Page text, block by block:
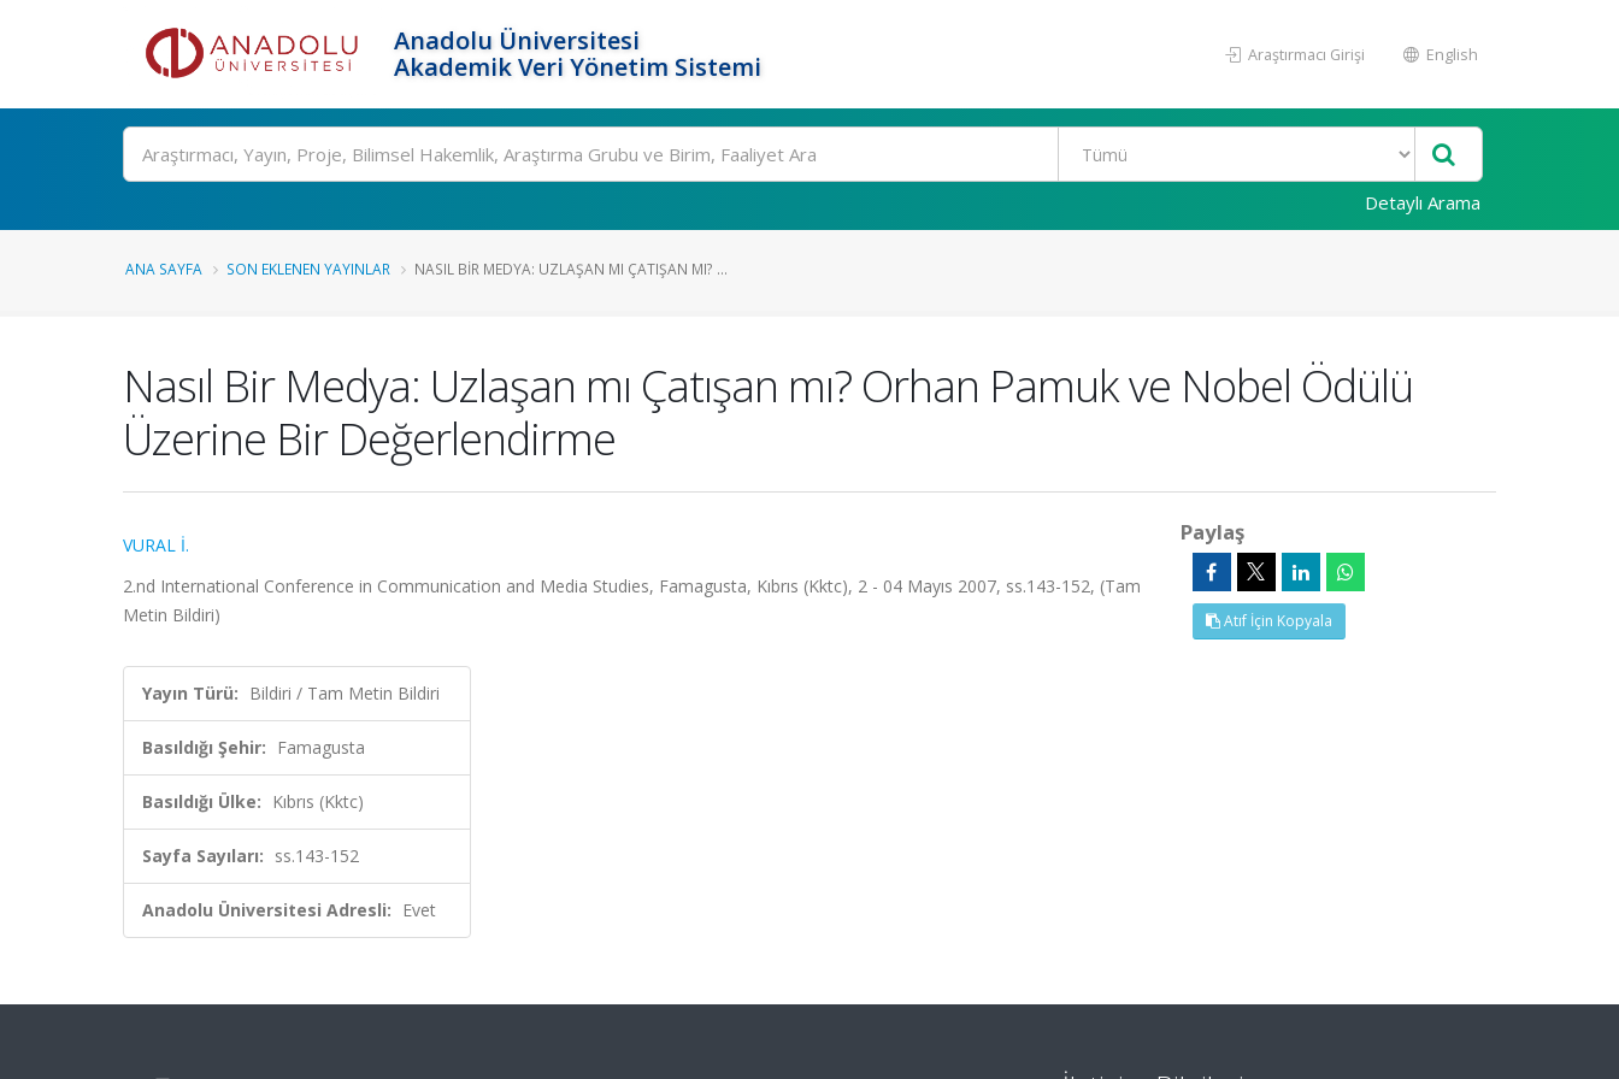
Anadolu Üniversitesi
Akademik Veri Yönetim Sistemi
Araştırmacı Girişi English
Ara
Detaylı Arama
ANA SAYFA SON EKLENEN YAYINLAR NASIL BIR MEDYA: UZLAŞAN MI ÇATIŞAN MI? ...
Nasıl Bir Medya: Uzlaşan mı Çatışan mı? Orhan Pamuk ve Nobel Ödülü
Üzerine Bir Değerlendirme
VURAL İ.
2.nd International Conference in Communication and Media Studies, Famagusta, Kıbrıs (Kktc), 2 - 04 Mayıs 2007, ss.143-152, (Tam
Metin Bildiri)
Yayın Türü: Bildiri / Tam Metin Bildiri
Basıldığı Şehir: Famagusta
Basıldığı Ülke: Kıbrıs (Kktc)
Sayfa Sayıları: ss.143-152
Anadolu Üniversitesi Adresli: Evet
Paylaş
Atıf İçin Kopyala